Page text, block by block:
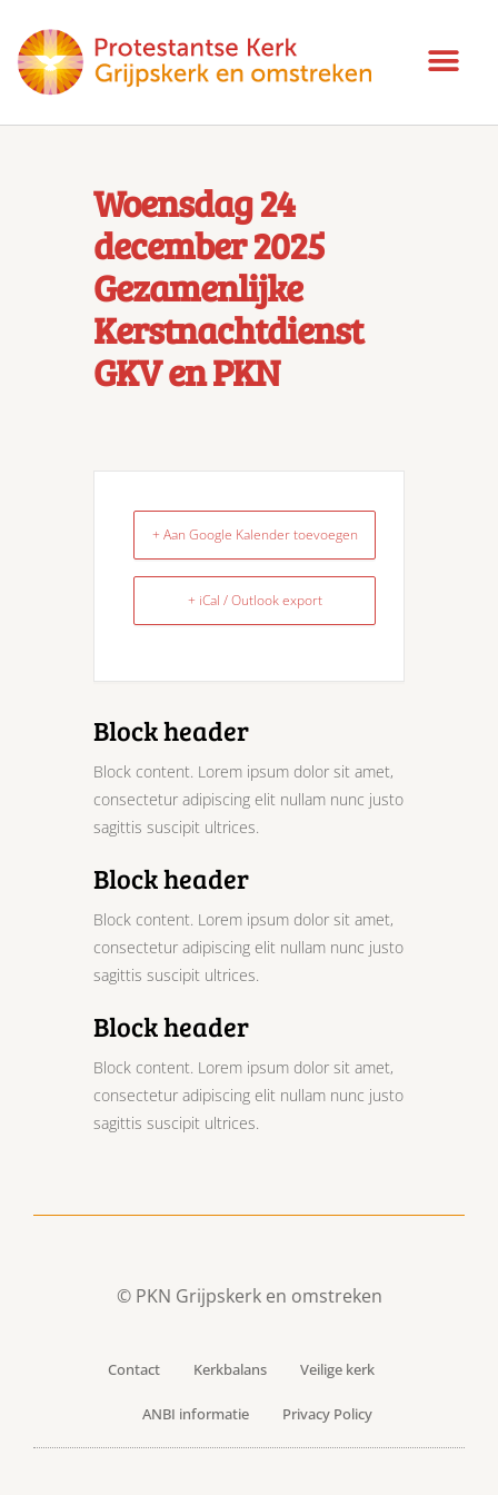
Woensdag 24
december 2025
Gezamenlijke
Kerstnachtdienst
GKV en PKN
+ Aan Google Kalender toevoegen
+ iCal / Outlook export
Block header
Block content. Lorem ipsum dolor sit amet,
consectetur adipiscing elit nullam nunc justo
sagittis suscipit ultrices.
Block header
Block content. Lorem ipsum dolor sit amet,
consectetur adipiscing elit nullam nunc justo
sagittis suscipit ultrices.
Block header
Block content. Lorem ipsum dolor sit amet,
consectetur adipiscing elit nullam nunc justo
sagittis suscipit ultrices.
© PKN Grijpskerk en omstreken
Contact Kerkbalans Veilige kerk
ANBI informatie Privacy Policy